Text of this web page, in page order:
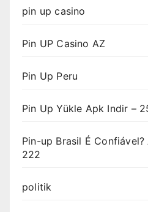
pin up casino
Pin UP Casino AZ
Pin Up Peru
Pin Up Yükle Apk Indir –
Pin-up Brasil É
222
politik